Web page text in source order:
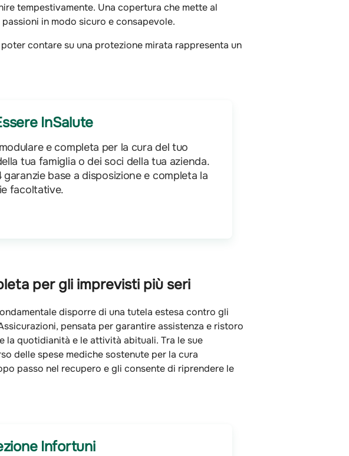
tempestivamente. Una copertura che mette al
in modo sicuro e consapevole.
contare su una protezione mirata rappresenta un
InSalute
e completa per la cura del tuo
tua famiglia o dei soci della tua azienda.
garanzie base a disposizione e completa la
facoltative.
per gli imprevisti più seri
disporre di una tutela estesa contro gli
pensata per garantire assistenza e ristoro
la quotidianità e le attività abituali. Tra le sue
delle spese mediche sostenute per la cura
passo nel recupero e gli consente di riprendere le
Infortuni